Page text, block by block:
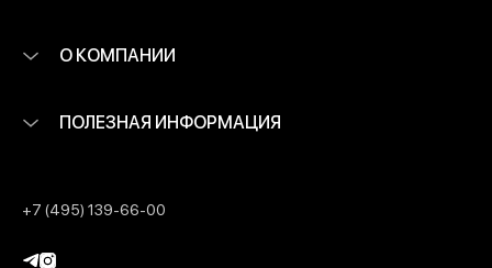
О КОМПАНИИ
ПОЛЕЗНАЯ ИНФОРМАЦИЯ
+7 (495) 139-66-00